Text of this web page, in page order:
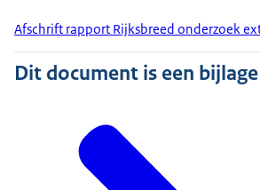
Afschrift rapport Rijksbreed onderzoek
Dit document is een